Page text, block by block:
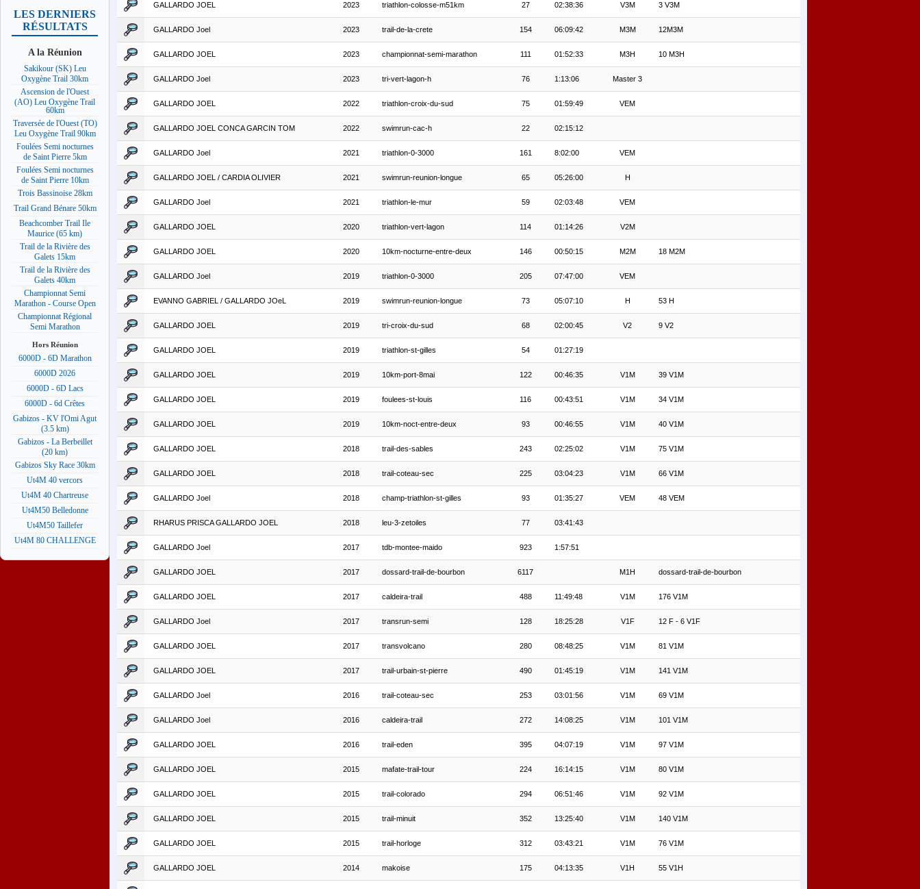
LES DERNIERS
RÉSULTATS
A la Réunion
Sakikour (SK) Leu
Oxygène Trail 30km
Ascension de l'Ouest
(AO) Leu Oxygène Trail
60km
Traversée de l'Ouest (TO)
Leu Oxygène Trail 90km
Foulées Semi nocturnes
de Saint Pierre 5km
Foulées Semi nocturnes
de Saint Pierre 10km
Trois Bassinoise 28km
Trail Grand Bénare 50km
Beachcomber Trail Ile
Maurice (65 km)
Trail de la Rivière des
Galets 15km
Trail de la Rivière des
Galets 40km
Championnat Semi
Marathon - Course Open
Championnat Régional
Semi Marathon
Hors Réunion
6000D - 6D Marathon
6000D 2026
6000D - 6D Lacs
6000D - 6d Crêtes
Gabizos - KV l'Omi Agut
(3.5 km)
Gabizos - La Berbeillet
(20 km)
Gabizos Sky Race 30km
Ut4M 40 vercors
Ut4M 40 Chartreuse
Ut4M50 Belledonne
Ut4M50 Taillefer
Ut4M 80 CHALLENGE
GALLARDO JOEL 2023 triathlon-colosse-m51km 27 02:38:36 V3M 3 V3M
GALLARDO Joel 2023 trail-de-la-crete 154 06:09:42 M3M 12M3M
GALLARDO JOEL 2023 championnat-semi-marathon 111 01:52:33 M3H 10 M3H
GALLARDO Joel 2023 tri-vert-lagon-h 76 1:13:06 Master 3
GALLARDO JOEL 2022 triathlon-croix-du-sud 75 01:59:49 VEM
GALLARDO JOEL CONCA GARCIN TOM 2022 swimrun-cac-h 22 02:15:12
GALLARDO Joel 2021 triathlon-0-3000 161 8:02:00 VEM
GALLARDO JOEL / CARDIA OLIVIER 2021 swimrun-reunion-longue 65 05:26:00 H
GALLARDO Joel 2021 triathlon-le-mur 59 02:03:48 VEM
GALLARDO JOEL 2020 triathlon-vert-lagon 114 01:14:26 V2M
GALLARDO JOEL 2020 10km-nocturne-entre-deux 146 00:50:15 M2M 18 M2M
GALLARDO Joel 2019 triathlon-0-3000 205 07:47:00 VEM
EVANNO GABRIEL / GALLARDO JOeL 2019 swimrun-reunion-longue 73 05:07:10 H 53 H
GALLARDO JOEL 2019 tri-croix-du-sud 68 02:00:45 V2 9 V2
GALLARDO JOEL 2019 triathlon-st-gilles 54 01:27:19
GALLARDO JOEL 2019 10km-port-8mai 122 00:46:35 V1M 39 V1M
GALLARDO JOEL 2019 foulees-st-louis 116 00:43:51 V1M 34 V1M
GALLARDO JOEL 2019 10km-noct-entre-deux 93 00:46:55 V1M 40 V1M
GALLARDO JOEL 2018 trail-des-sables 243 02:25:02 V1M 75 V1M
GALLARDO JOEL 2018 trail-coteau-sec 225 03:04:23 V1M 66 V1M
GALLARDO Joel 2018 champ-triathlon-st-gilles 93 01:35:27 VEM 48 VEM
RHARUS PRISCA GALLARDO JOEL 2018 leu-3-zetoiles 77 03:41:43
GALLARDO Joel 2017 tdb-montee-maido 923 1:57:51
GALLARDO JOEL 2017 dossard-trail-de-bourbon 6117 M1H dossard-trail-de-bourbon
GALLARDO JOEL 2017 caldeira-trail 488 11:49:48 V1M 176 V1M
GALLARDO Joel 2017 transrun-semi 128 18:25:28 V1F 12 F - 6 V1F
GALLARDO JOEL 2017 transvolcano 280 08:48:25 V1M 81 V1M
GALLARDO JOEL 2017 trail-urbain-st-pierre 490 01:45:19 V1M 141 V1M
GALLARDO Joel 2016 trail-coteau-sec 253 03:01:56 V1M 69 V1M
GALLARDO Joel 2016 caldeira-trail 272 14:08:25 V1M 101 V1M
GALLARDO JOEL 2016 trail-eden 395 04:07:19 V1M 97 V1M
GALLARDO JOEL 2015 mafate-trail-tour 224 16:14:15 V1M 80 V1M
GALLARDO JOEL 2015 trail-colorado 294 06:51:46 V1M 92 V1M
GALLARDO JOEL 2015 trail-minuit 352 13:25:40 V1M 140 V1M
GALLARDO JOEL 2015 trail-horloge 312 03:43:21 V1M 76 V1M
GALLARDO JOEL 2014 makoise 175 04:13:35 V1H 55 V1H